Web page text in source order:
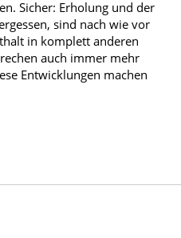
Sicher: Erholung und der
sind nach wie vor
in komplett anderen
auch immer mehr
Entwicklungen machen